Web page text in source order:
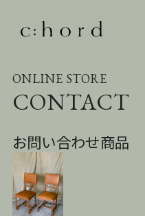
ONLINE STORE
CONTACT
お問い合わせ商品